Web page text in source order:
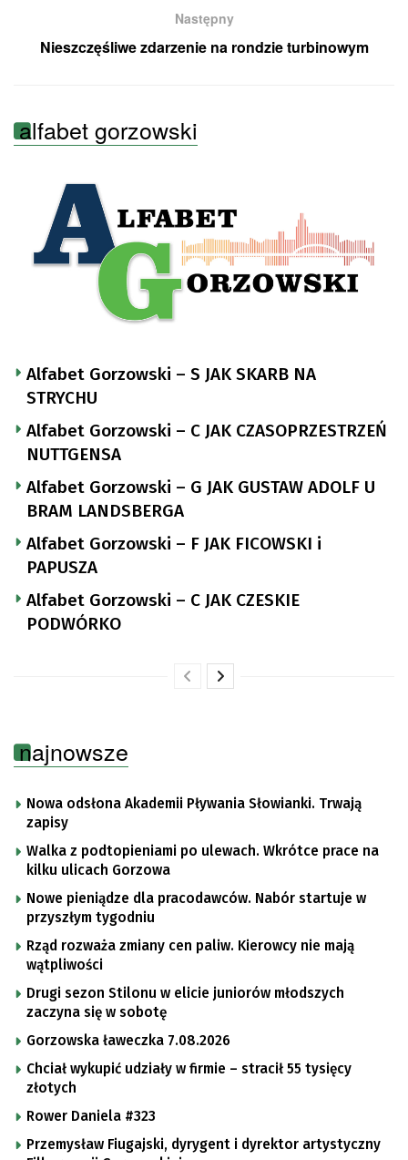
Następny
Nieszczęśliwe zdarzenie na rondzie turbinowym
alfabet gorzowski
Alfabet Gorzowski – S JAK SKARB NA
STRYCHU
Alfabet Gorzowski – C JAK CZASOPRZESTRZEŃ
NUTTGENSA
Alfabet Gorzowski – G JAK GUSTAW ADOLF U
BRAM LANDSBERGA
Alfabet Gorzowski – F JAK FICOWSKI i
PAPUSZA
Alfabet Gorzowski – C JAK CZESKIE
PODWÓRKO
najnowsze
Nowa odsłona Akademii Pływania Słowianki. Trwają
zapisy
Walka z podtopieniami po ulewach. Wkrótce prace na
kilku ulicach Gorzowa
Nowe pieniądze dla pracodawców. Nabór startuje w
przyszłym tygodniu
Rząd rozważa zmiany cen paliw. Kierowcy nie mają
wątpliwości
Drugi sezon Stilonu w elicie juniorów młodszych
zaczyna się w sobotę
Gorzowska ławeczka 7.08.2026
Chciał wykupić udziały w firmie – stracił 55 tysięcy
złotych
Rower Daniela #323
Przemysław Fiugajski, dyrygent i dyrektor artystyczny